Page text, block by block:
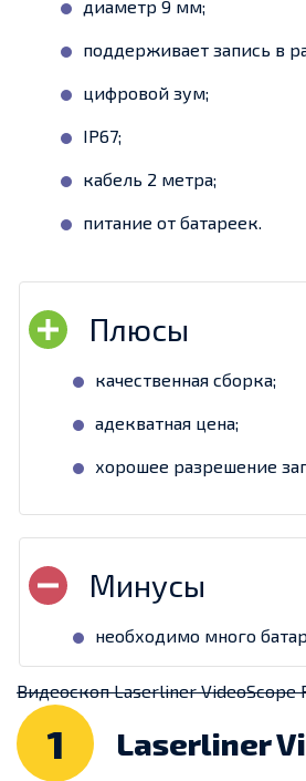
диаметр 9 мм;
поддерживает запись в
цифровой зум;
IP67;
кабель 2 метра;
питание от батареек.
качественная сборка;
адекватная цена;
хорошее разрешение
необходимо много
Видеоскоп Laserliner VideoScope
1 Laserliner